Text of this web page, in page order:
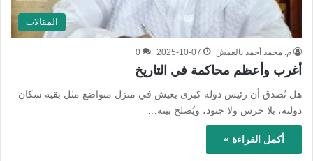
المقالات
م. محمد أحمد بالعمش 2025-10-07
0
أغرب وأعظم محاكمة في التاريخ
هل تُصدق أن رئيس دولة كبرى يعيش في منزل متواضع مثل بقية سكان
دولته، بلا حرس ولا جنود، ويُصلح بيته…
أكمل القراءة »